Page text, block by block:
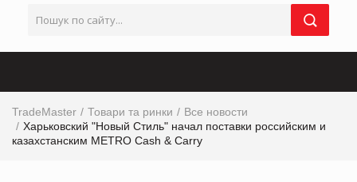
TradeMaster Товари та ринки
Все новости
Харьковский "Новый Стиль" начал поставки российским и
казахстанским METRO Cash & Carry